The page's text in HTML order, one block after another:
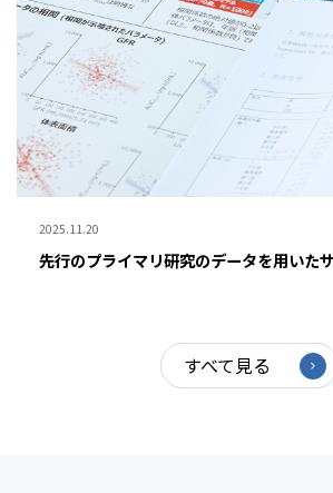
2025.11.20
先行のプライマリ研究のデータを用いた
すべて見る